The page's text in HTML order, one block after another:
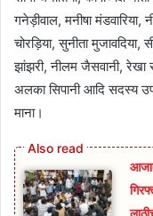
गनेड़ीवाल, मनीषा मंडवारिया,
चोरड़िया, सुनीता मुजावदिया,
झांझरी, नीलम जैसवानी, रेखा
अलका सिपानी आदि सदस्य
माना।